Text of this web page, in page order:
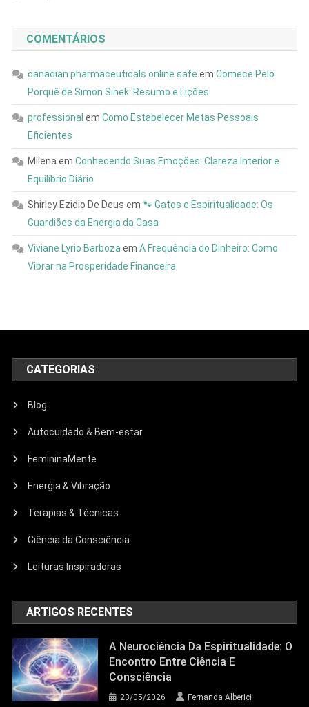
COMENTÁRIOS
canadian pharmaceuticals online safe em Comece Pelo
Porquê de Simon Sinek: Resumo e Lições
professional em Como Estabelecer Metas Pessoais
Eficientes
Milena em Conhecendo Suas Emoções: Clareza Interior e
Equilíbrio Diário
Shirley Ezidio De Deus em 🐾 Gatos e Espiritualidade: Os
Guardiões da Energia da Casa
Viviane Lyrio Barboza em A Frequência do Dinheiro: Como
Vibrar na Prosperidade Financeira
CATEGORIAS
Blog
Autocuidado & Bem-estar
FemininaMente
Energia & Vibração
Terapias & Técnicas
Ciência da Consciência
Leituras Inspiradoras
ARTIGOS RECENTES
A Neurociência Da Espiritualidade: O
Encontro Entre Ciência E
Consciência
23/05/2026 Fernanda Alberici